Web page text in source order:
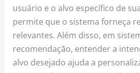
usuário e o alvo específico de
permite que o sistema forneça
relevantes. Além disso, em
recomendação, entender a
alvo desejado ajuda a